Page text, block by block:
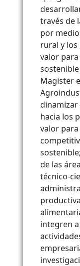
través de
por
rural y
valor
Magister
hacia los
valor
de las
técnico-
integren